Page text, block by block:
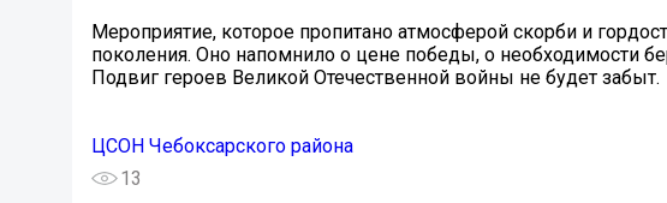
Мероприятие, которое пропитано атмосферой скорби и
поколения. Оно напомнило о цене победы, о необходимости
Подвиг героев Великой Отечественной войны не будет забыт.
ЦСОН Чебоксарского района
13